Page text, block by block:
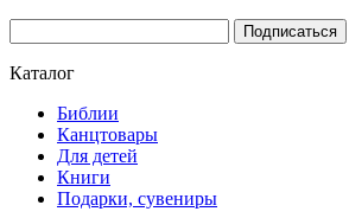
Каталог
Библии
Канцтовары
Для детей
Книги
Подарки, сувениры